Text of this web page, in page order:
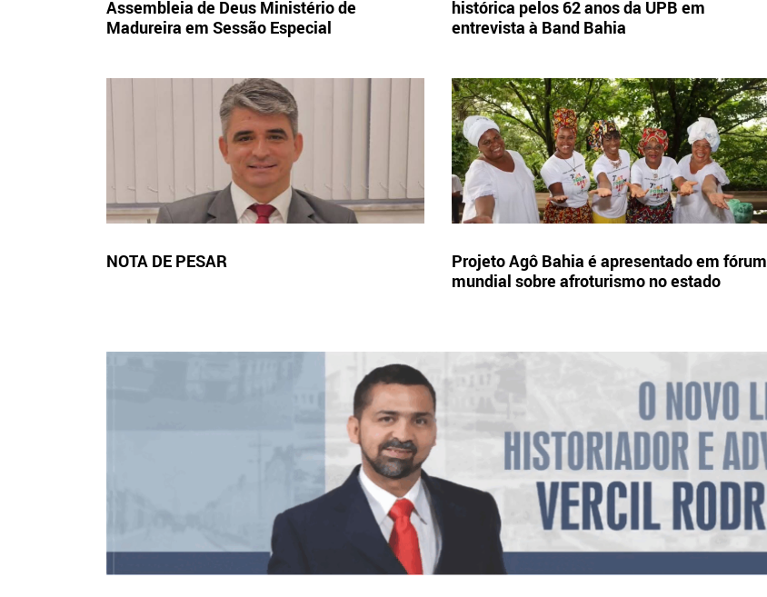
Assembleia de Deus Ministério de
Madureira em Sessão Especial
histórica pelos 62 anos da UPB em
entrevista à Band Bahia
NOTA DE PESAR
Projeto Agô Bahia é apresentado em fórum
mundial sobre afroturismo no estado